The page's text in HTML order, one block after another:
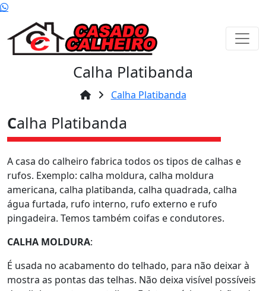
Calha Platibanda
Calha Platibanda
Calha Platibanda
A casa do calheiro fabrica todos os tipos de calhas e
rufos. Exemplo: calha moldura, calha moldura
americana, calha platibanda, calha quadrada, calha
água furtada, rufo interno, rufo externo e rufo
pingadeira. Temos também coifas e condutores.
CALHA MOLDURA:
É usada no acabamento do telhado, para não deixar à
mostra as pontas das telhas. Não deixa visível possíveis